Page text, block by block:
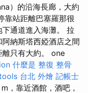
）的沿海長廊，大約
靠站距離巴塞羅那很
通道進入海灘。 拉
納斯塔西婭酒店之間
離只有大約。 one
什麼是 整復 整骨
台北 外燴 記帳士
m，靠近酒館，酒吧，